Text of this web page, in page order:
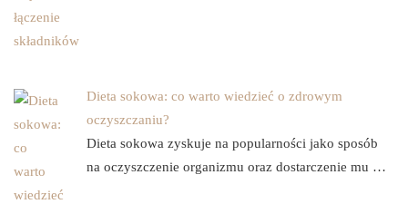
Dieta sokowa: co warto wiedzieć o zdrowym
oczyszczaniu?
Dieta sokowa zyskuje na popularności jako sposób
na oczyszczenie organizmu oraz dostarczenie mu …